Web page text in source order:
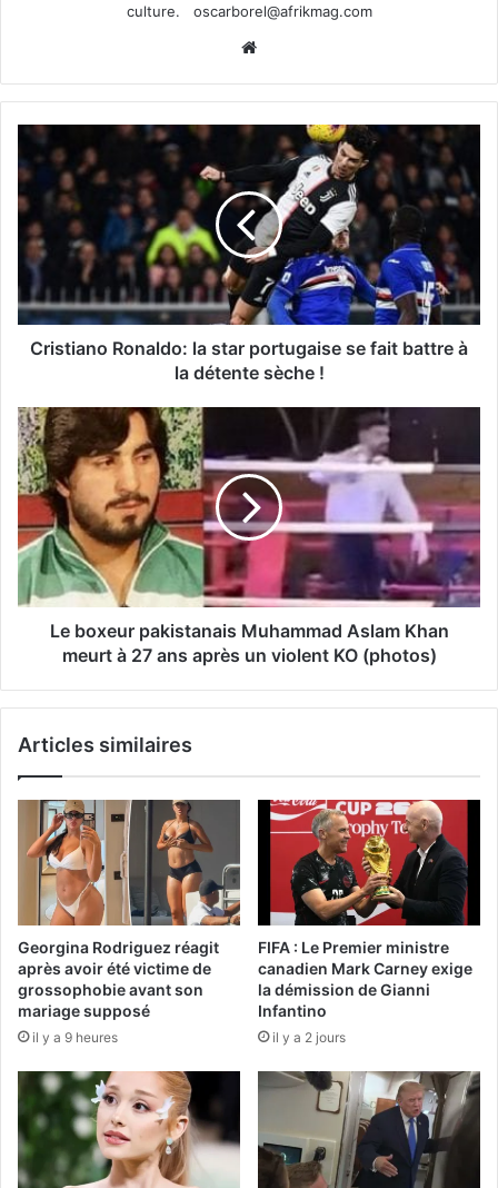
culture. oscarborel@afrikmag.com
Cristiano Ronaldo: la star portugaise se fait battre à
la détente sèche !
Le boxeur pakistanais Muhammad Aslam Khan
meurt à 27 ans après un violent KO (photos)
Articles similaires
Georgina Rodriguez réagit
après avoir été victime de
grossophobie avant son
mariage supposé
il y a 9 heures
FIFA : Le Premier ministre
canadien Mark Carney exige
la démission de Gianni
Infantino
il y a 2 jours